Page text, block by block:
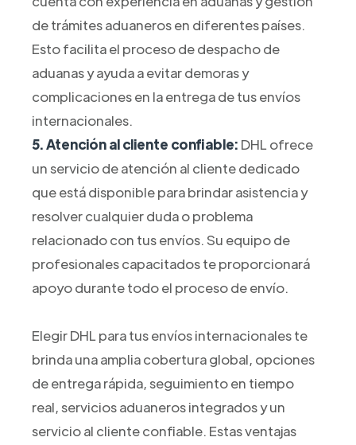
de trámites aduaneros en diferentes países.
Esto facilita el proceso de despacho de
aduanas y ayuda a evitar demoras y
complicaciones en la entrega de tus envíos
internacionales.
5. Atención al cliente confiable: DHL ofrece
un servicio de atención al cliente dedicado
que está disponible para brindar asistencia y
resolver cualquier duda o problema
relacionado con tus envíos. Su equipo de
profesionales capacitados te proporcionará
apoyo durante todo el proceso de envío.
Elegir DHL para tus envíos internacionales te
brinda una amplia cobertura global, opciones
de entrega rápida, seguimiento en tiempo
real, servicios aduaneros integrados y un
servicio al cliente confiable. Estas ventajas